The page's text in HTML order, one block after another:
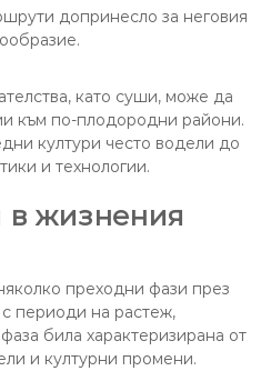
допринесло за неговия
като суши, може да
към по-плодородни райони.
култури често водели до
и технологии.
в жизнения
преходни фази през
с периоди на растеж,
била характеризирана от
и културни промени.